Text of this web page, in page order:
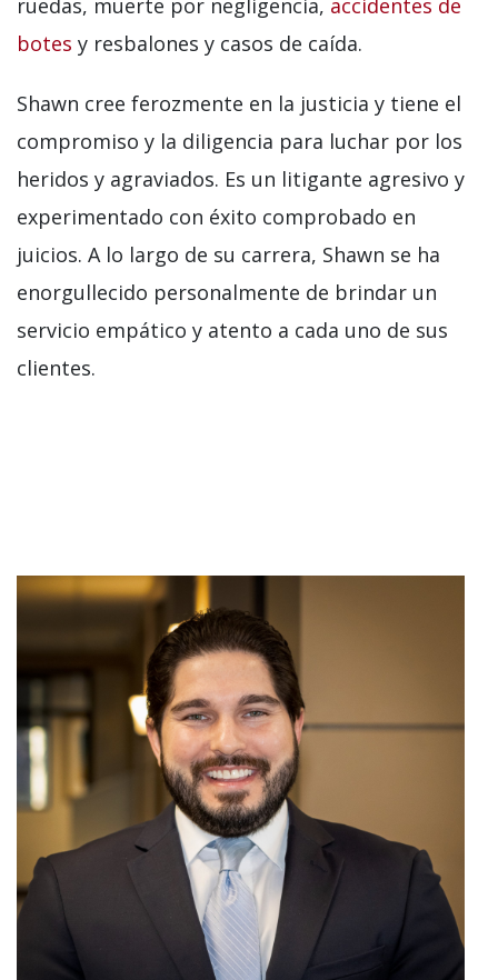
ruedas, muerte por negligencia, accidentes de
botes y resbalones y casos de caída.
Shawn cree ferozmente en la justicia y tiene el
compromiso y la diligencia para luchar por los
heridos y agraviados. Es un litigante agresivo y
experimentado con éxito comprobado en
juicios. A lo largo de su carrera, Shawn se ha
enorgullecido personalmente de brindar un
servicio empático y atento a cada uno de sus
clientes.